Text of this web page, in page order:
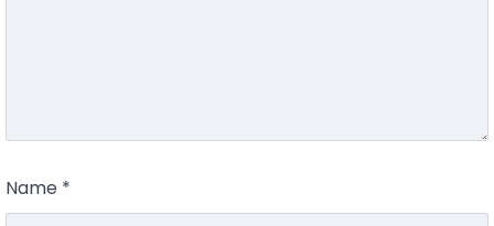
Name *